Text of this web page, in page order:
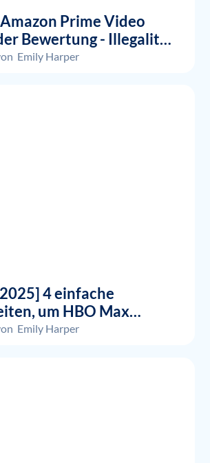
Prime Video
Bewertung - Illegalität,
Preis
Emily Harper
4 einfache
um HBO Max
Emily Harper